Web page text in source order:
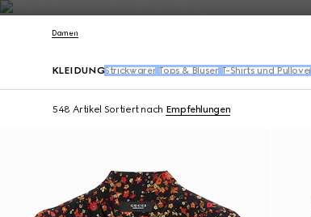
Kontakt
Damen
KLEIDUNG Strickwaren Tops & Blusen​ T-Shirts und Pullover
548 Artikel Sortiert nach Empfehlungen